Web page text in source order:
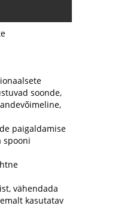
soonde,
paigaldamise
spooni
vähendada
kasutatav